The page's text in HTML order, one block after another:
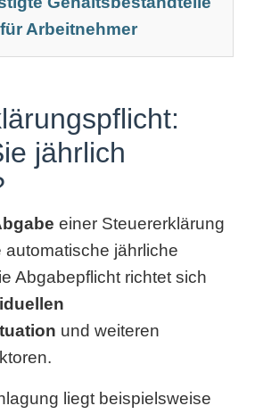
Arbeitnehmer
jährlich
einer Steuererklärung
automatische jährliche
Abgabepflicht richtet sich
und weiteren
liegt beispielsweise